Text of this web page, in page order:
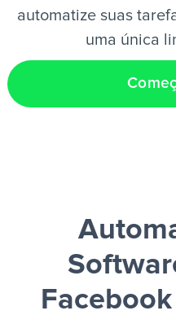
automatize suas
uma única